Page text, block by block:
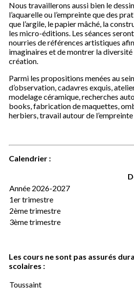
Nous travaillerons aussi bien le
l’aquarelle ou l’empreinte que des
que l’argile, le papier mâché, la
les micro-éditions. Les séances
nourries de références artistiques
imaginaires et de montrer la
création.
Parmi les propositions menées au
d’observation, cadavres exquis,
modelage céramique, recherches
books, fabrication de maquettes,
herbiers, travail autour de
Calendrier :
Année 2026-2027
1er trimestre
2ème trimestre
3ème trimestre
Les cours ne sont pas assurés
scolaires :
Toussaint